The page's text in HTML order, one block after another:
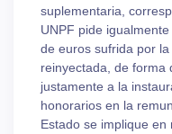
suplementaria,
UNPF pide
de euros sufrida por
reinyectada, de forma
justamente a la
honorarios en la
Estado se implique